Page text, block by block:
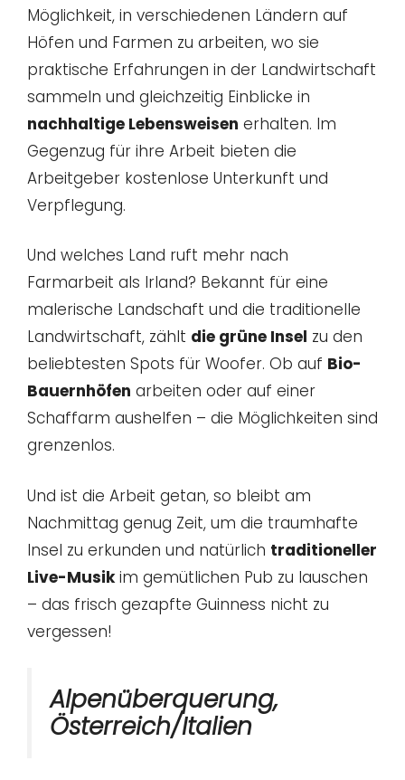
Möglichkeit, in verschiedenen Ländern auf
Höfen und Farmen zu arbeiten, wo sie
praktische Erfahrungen in der Landwirtschaft
sammeln und gleichzeitig Einblicke in
nachhaltige Lebensweisen erhalten. Im
Gegenzug für ihre Arbeit bieten die
Arbeitgeber kostenlose Unterkunft und
Verpflegung.
Und welches Land ruft mehr nach
Farmarbeit als Irland? Bekannt für eine
malerische Landschaft und die traditionelle
Landwirtschaft, zählt die grüne Insel zu den
beliebtesten Spots für Woofer. Ob auf Bio-
Bauernhöfen arbeiten oder auf einer
Schaffarm aushelfen – die Möglichkeiten sind
grenzenlos.
Und ist die Arbeit getan, so bleibt am
Nachmittag genug Zeit, um die traumhafte
Insel zu erkunden und natürlich traditioneller
Live-Musikim gemütlichen Pub zu lauschen
– das frisch gezapfte Guinness nicht zu
vergessen!
Alpenüberquerung,
Österreich/Italien